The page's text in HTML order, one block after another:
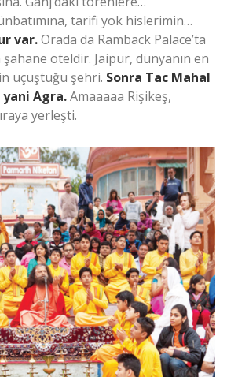
tarifi yok hislerimin…
var.Orada da Ramback Palace’ta
şahane oteldir. Jaipur, dünyanın en
uçuştuğu şehri. Sonra Tac Mahal
Agra.Amaaaaa Rişikeş,
yerleşti.